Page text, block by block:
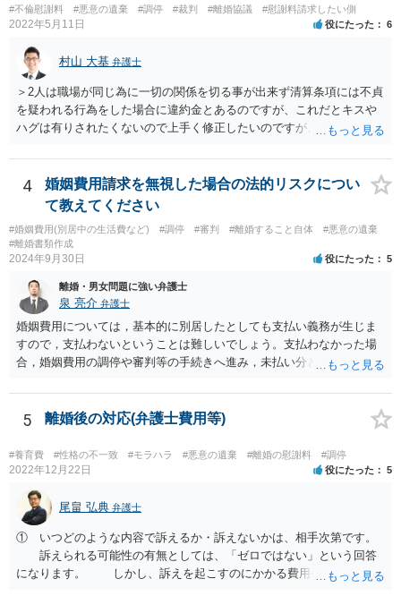
#不倫慰謝料 #悪意の遺棄 #調停 #裁判 #離婚協議 #慰謝料請求したい側
2022年5月11日 役にたった 6
村山 大基 弁護士
＞2人は職場が同じ為に一切の関係を切る事が出来ず清算条項には不貞
を疑われる行為をした場合に違約金とあるのですが、これだとキスや
ハグは有りされたくないので上手く修正したいのですが、アドバイス
ますが、 「不貞を疑われる行為」という書き方だと、今後何らかの接
触をした際にこれは不貞を疑われる行為ではない、勝手に疑っている
だけだ、 と反論されかねません。 そのため、はっきり「不貞したらい
くら」とか、今回の経緯を踏まえるなら「二人で宿泊したらいくら」
とか書いた方が、 言い逃れしにくいと思われます。 不貞や宿泊でない
接触については、書き方を検討してみましょう。 ただ記載自体はでき
わざ屋外でそういう行為をするか、という問題です。
4
婚姻費用請求を無視した場合の法的リスクについ
て教えてください
#婚姻費用(別居中の生活費など) #調停 #審判 #離婚すること自体
#悪意の遺棄
#離婚書類作成
2024年9月30日 役にたった 5
離婚・男女問題に強い弁護士
泉 亮介 弁護士
婚姻費用については，基本的に別居したとしても支払い義務が生じま
すので，支払わないということは難しいでしょう。支払わなかった場
合，婚姻費用の調停や審判等の手続きへ進み，未払い分として差押を
5 離婚後の対応(弁護士費用等)
#養育費 #性格の不一致 #モラハラ #悪意の遺棄 #離婚の慰謝料 #調停
2022年12月22日 役にたった 5
尾畠 弘典 弁護士
① いつどのような内容で訴えるか・訴えないかは、相手次第です。
訴えられる可能性の有無としては、「ゼロではない」という回答
になります。 しかし、訴えを起こすのにかかる費用や手間を考え